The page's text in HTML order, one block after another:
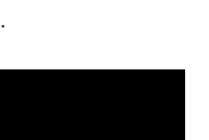
.